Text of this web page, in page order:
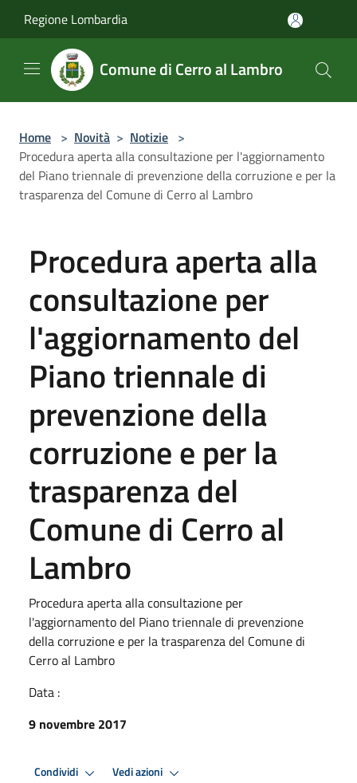
Regione Lombardia
Comune di Cerro al Lambro
Home > Novità > Notizie >
Procedura aperta alla consultazione per l'aggiornamento
del Piano triennale di prevenzione della corruzione e per la
trasparenza del Comune di Cerro al Lambro
Procedura aperta alla
consultazione per
l'aggiornamento del
Piano triennale di
prevenzione della
corruzione e per la
trasparenza del
Comune di Cerro al
Lambro
Procedura aperta alla consultazione per
l'aggiornamento del Piano triennale di prevenzione
della corruzione e per la trasparenza del Comune di
Cerro al Lambro
Data :
9 novembre 2017
Condividi Vedi azioni